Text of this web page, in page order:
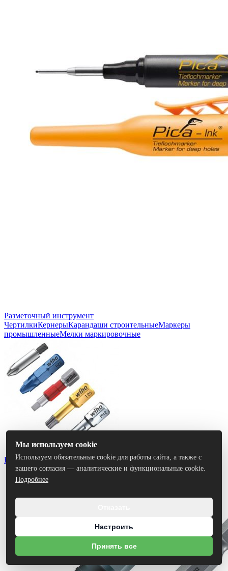
Разметочный инструмент
ЧертилкиКернерыКарандаши строительныеМаркеры
промышленныеМелки маркировочные
Биты
Мы используем cookie
Используем обязательные cookie для работы сайта, а также с
вашего согласия — аналитические и функциональные cookie.
Подробнее
Настроить
Принять все